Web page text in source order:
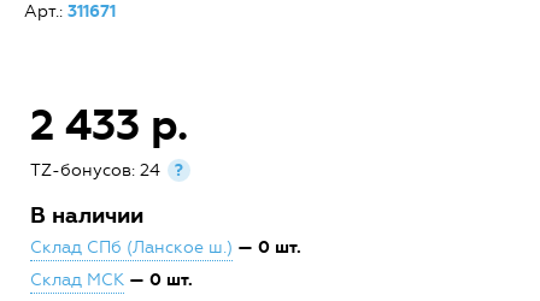
Арт.: 311671
2 433 р.
TZ-бонусов: 24 ?
В наличии
Склад СПб (Ланское ш.) — 0 шт.
Склад МСК — 0 шт.